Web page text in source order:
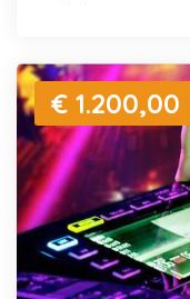
€ 1.200,00